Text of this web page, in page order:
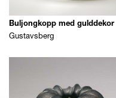
Buljongkopp med gulddekor
Gustavsberg